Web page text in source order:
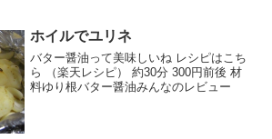
ホイルでユリネ
バター醤油って美味しいね レシピはこち
ら （楽天レシピ） 約30分 300円前後 材
料ゆり根バター醤油みんなのレビュー